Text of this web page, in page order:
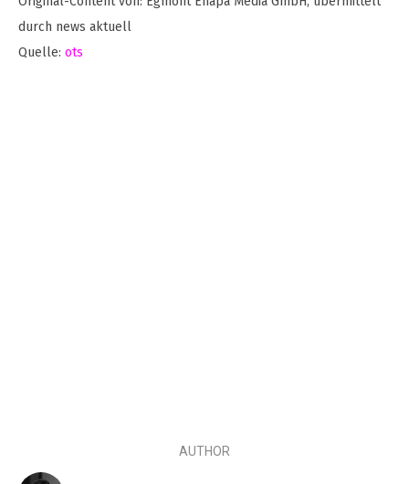
durch news aktuell
Quelle: ots
AUTHOR